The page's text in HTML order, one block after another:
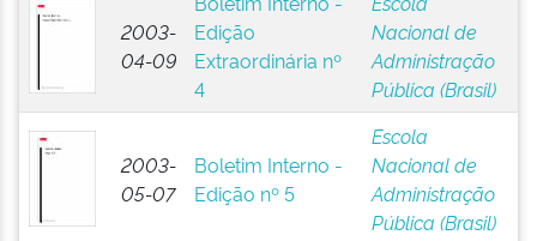
2003-
04-09
Edição
Extraordinária nº
4
Nacional de
Administração
Pública (Brasil)
2003-
05-07
Boletim Interno -
Edição nº 5
Escola
Nacional de
Administração
Pública (Brasil)